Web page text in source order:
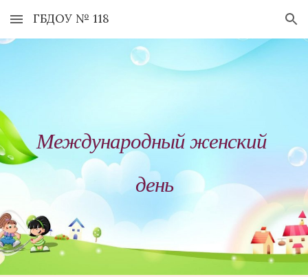
Skip to main content Skip to navigation
ГБДОУ № 118
Международный женский
день